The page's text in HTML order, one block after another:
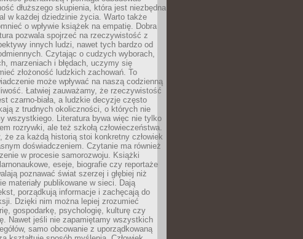
dłuższego skupienia, która jest niezbędna
w każdej dziedzinie życia. Warto także
o wpływie książek na empatię. Dobra
pozwala spojrzeć na rzeczywistość z
innych ludzi, nawet tych bardzo od
Czytając o cudzych wyborach,
marzeniach i błędach, uczymy się
złożoność ludzkich zachowań. To
może wpływać na naszą codzienną
Łatwiej zauważamy, że rzeczywistość
czarno-biała, a ludzkie decyzje często
z trudnych okoliczności, o których nie
wszystkiego. Literatura bywa więc nie tylko
rozrywki, ale też szkołą człowieczeństwa.
że za każdą historią stoi konkretny człowiek
doświadczeniem. Czytanie ma również
w procesie samorozwoju. Książki
eseje, biografie czy reportaże
poznawać świat szerzej i głębiej niż
materiały publikowane w sieci. Dają
porządkują informacje i zachęcają do
Dzięki nim można lepiej zrozumieć
gospodarkę, psychologię, kulturę czy
Nawet jeśli nie zapamiętamy wszystkich
samo obcowanie z uporządkowaną